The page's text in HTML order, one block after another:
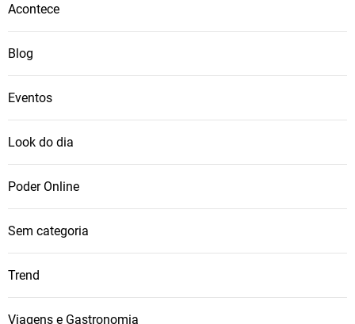
Acontece
Blog
Eventos
Look do dia
Poder Online
Sem categoria
Trend
Viagens e Gastronomia